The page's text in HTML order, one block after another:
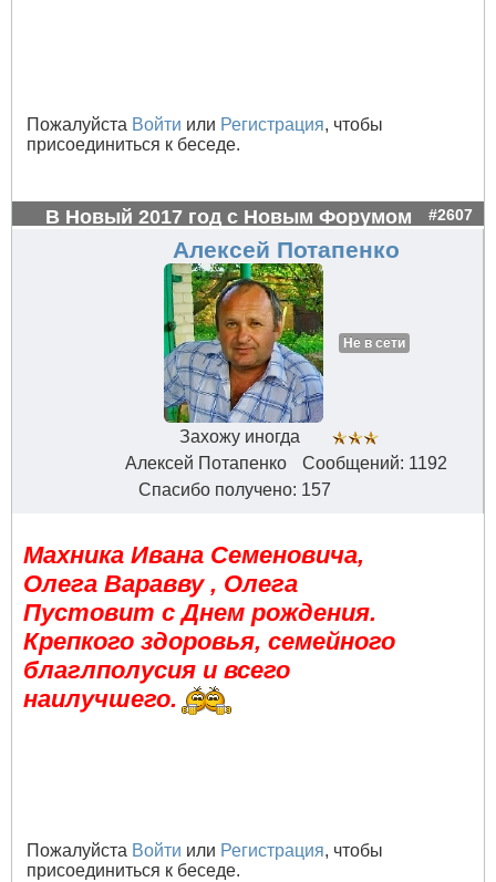
Пожалуйста Войти или Регистрация, чтобы
присоединиться к беседе.
В Новый 2017 год с Новым Форумом #2607
Алексей Потапенко
Не в сети
Захожу иногда
Алексей Потапенко
Сообщений: 1192
Спасибо получено: 157
Махника Ивана Семеновича,
Олега Варавву , Олега
Пустовит с Днем рождения.
Крепкого здоровья, семейного
благлполусия и всего
наилучшего.
Пожалуйста Войти или Регистрация, чтобы
присоединиться к беседе.